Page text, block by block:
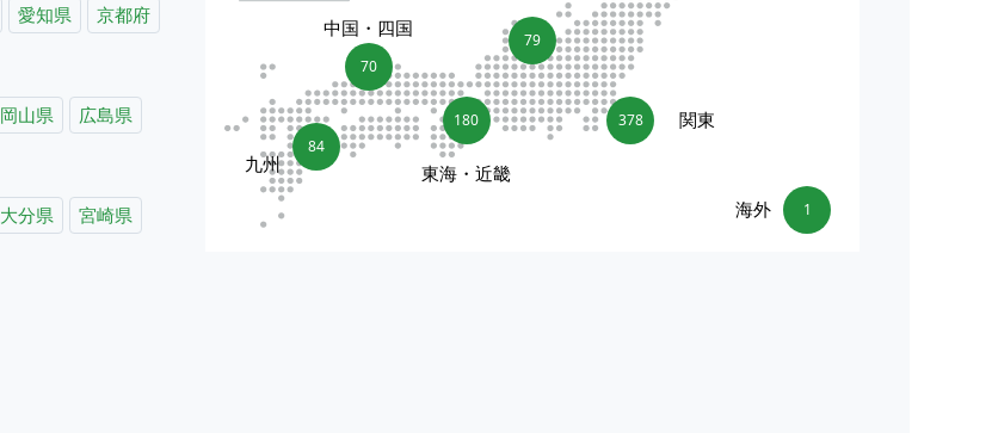
愛知県
京都府
岡山県
広島県
大分県
宮崎県
378 関東
79
180
東海・近畿
70
中国・四国
84
九州
1
海外